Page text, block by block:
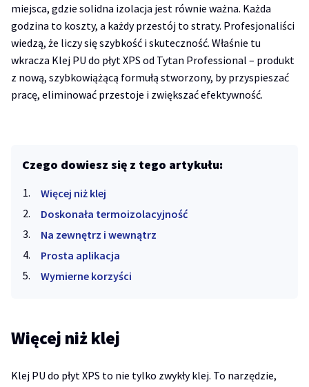
miejsca, gdzie solidna izolacja jest równie ważna. Każda
godzina to koszty, a każdy przestój to straty. Profesjonaliści
wiedzą, że liczy się szybkość i skuteczność. Właśnie tu
wkracza Klej PU do płyt XPS od Tytan Professional – produkt
z nową, szybkowiążącą formułą stworzony, by przyspieszać
pracę, eliminować przestoje i zwiększać efektywność.
Czego dowiesz się z tego artykułu:
Więcej niż klej
Doskonała termoizolacyjność
Na zewnętrz i wewnątrz
Prosta aplikacja
Wymierne korzyści
Więcej niż klej
Klej PU do płyt XPS to nie tylko zwykły klej. To narzędzie,